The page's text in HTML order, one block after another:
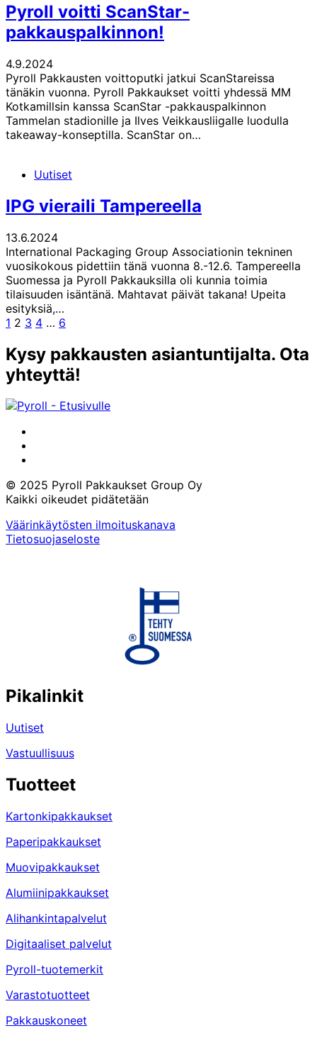
Pyroll voitti ScanStar-
pakkauspalkinnon!
4.9.2024
Pyroll Pakkausten voittoputki jatkui ScanStareissa
tänäkin vuonna. Pyroll Pakkaukset voitti yhdessä MM
Kotkamillsin kanssa ScanStar -pakkauspalkinnon
Tammelan stadionille ja Ilves Veikkausliigalle luodulla
takeaway-konseptilla. ScanStar on…
Uutiset
IPG vieraili Tampereella
13.6.2024
International Packaging Group Associationin tekninen
vuosikokous pidettiin tänä vuonna 8.-12.6. Tampereella
Suomessa ja Pyroll Pakkauksilla oli kunnia toimia
tilaisuuden isäntänä. Mahtavat päivät takana! Upeita
esityksiä,…
Edellinen
Sivu
1 Sivu
2 Sivu
3 Sivu
4 … Sivu
6
Kysy pakkausten asiantuntijalta. Ota
yhteyttä!
© 2025 Pyroll Pakkaukset Group Oy
Kaikki oikeudet pidätetään
Väärinkäytösten ilmoituskanava
Tietosuojaseloste
Pikalinkit
Uutiset
Vastuullisuus
Tuotteet
Kartonkipakkaukset
Paperipakkaukset
Muovipakkaukset
Alumiinipakkaukset
Alihankintapalvelut
Digitaaliset palvelut
Pyroll-tuotemerkit
Varastotuotteet
Pakkauskoneet